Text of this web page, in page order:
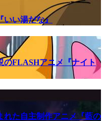
い湯だな』
のFLASHアニメ『ナイト
れた自主制作アニメ『藍の